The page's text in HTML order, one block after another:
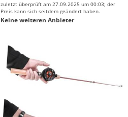
zuletzt überprüft am 27.09.2025 um 00:03; der
Preis kann sich seitdem geändert haben.
Keine weiteren Anbieter